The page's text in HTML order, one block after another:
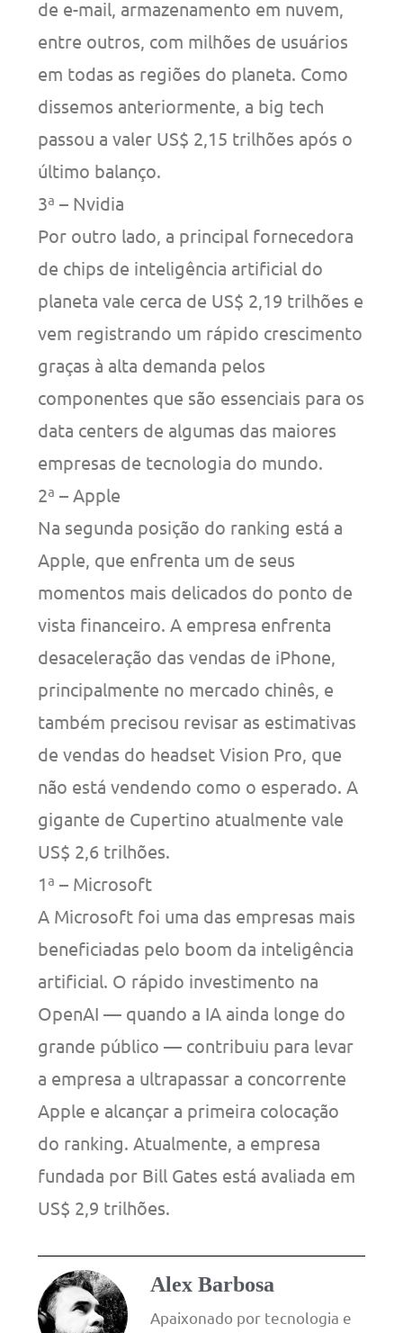
de e-mail, armazenamento em nuvem,
entre outros, com milhões de usuários
em todas as regiões do planeta. Como
dissemos anteriormente, a big tech
passou a valer US$ 2,15 trilhões após o
último balanço.
3ª – Nvidia
Por outro lado, a principal fornecedora
de chips de inteligência artificial do
planeta vale cerca de US$ 2,19 trilhões e
vem registrando um rápido crescimento
graças à alta demanda pelos
componentes que são essenciais para os
data centers de algumas das maiores
empresas de tecnologia do mundo.
2ª – Apple
Na segunda posição do ranking está a
Apple, que enfrenta um de seus
momentos mais delicados do ponto de
vista financeiro. A empresa enfrenta
desaceleração das vendas de iPhone,
principalmente no mercado chinês, e
também precisou revisar as estimativas
de vendas do headset Vision Pro, que
não está vendendo como o esperado. A
gigante de Cupertino atualmente vale
US$ 2,6 trilhões.
1ª – Microsoft
A Microsoft foi uma das empresas mais
beneficiadas pelo boom da inteligência
artificial. O rápido investimento na
OpenAI — quando a IA ainda longe do
grande público — contribuiu para levar
a empresa a ultrapassar a concorrente
Apple e alcançar a primeira colocação
do ranking. Atualmente, a empresa
fundada por Bill Gates está avaliada em
US$ 2,9 trilhões.
Alex Barbosa
Apaixonado por tecnologia e